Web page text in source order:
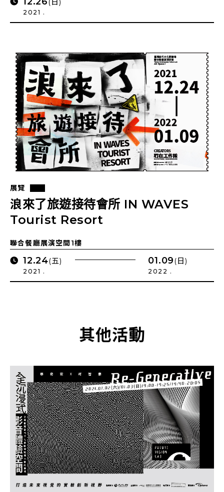
2021 .
展覽
浪來了旅遊接待會所 IN WAVES
Tourist Resort
聯合餐廳展演空間1樓
12.24(五)
2021 .
01.09(日)
2022 .
其他活動